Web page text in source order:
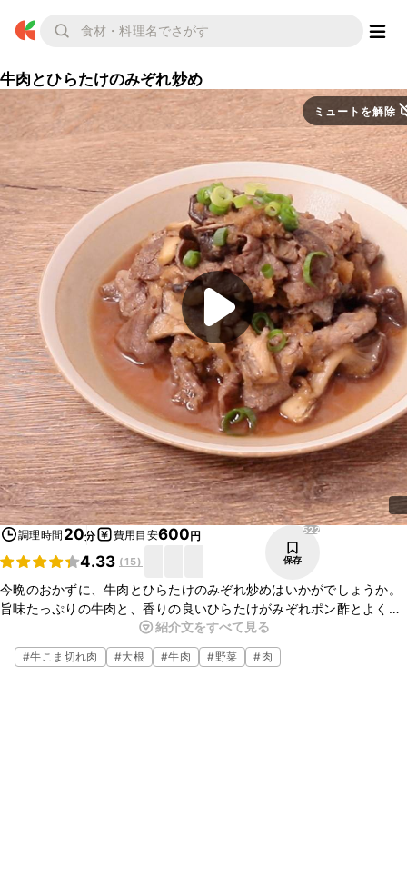
牛肉とひらたけのみぞれ炒め
ミュートを解除
調理時間 20分 費用目安600円
4.33 (15)
522
保存
今晩のおかずに、牛肉とひらたけのみぞれ炒めはいかがでしょうか。
旨味たっぷりの牛肉と、香りの良いひらたけがみぞれポン酢とよく合
い、ごはんのおかずにぴったりですよ。お酒のおつまみにも最適なの
で、ぜひ作ってみてくださいね。
紹介文をすべて見る
#牛こま切れ肉 #大根 #牛肉 #野菜 #肉